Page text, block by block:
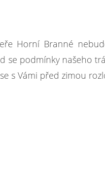
Horní Branné
se podmínky našeho
s Vámi před zimou